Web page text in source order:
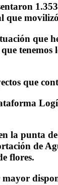
que
que
tenemos
que
la punta
de
flores.